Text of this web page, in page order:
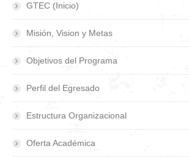
GTEC (Inicio)
Misión, Vision y Metas
Objetivos del Programa
Perfil del Egresado
Estructura Organizacional
Oferta Académica